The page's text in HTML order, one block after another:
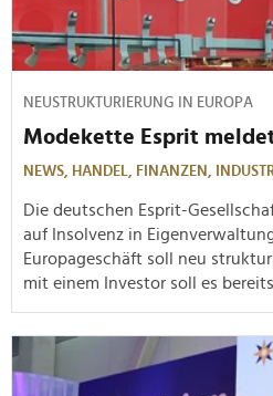
NEUSTRUKTURIERUNG IN EUROPA
Modekette Esprit
NEWS, HANDEL, FINANZEN,
Die deutschen Esprit-
auf Insolvenz in
Europageschäft soll neu
mit einem Investor soll es bereits